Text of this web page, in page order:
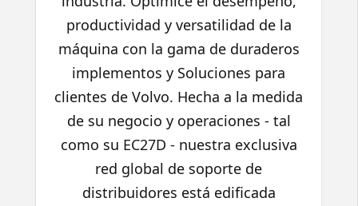
productividad y versatilidad de la
máquina con la gama de duraderos
implementos y Soluciones para
clientes de Volvo. Hecha a la medida
de su negocio y operaciones - tal
como su EC27D - nuestra exclusiva
red global de soporte de
distribuidores está edificada